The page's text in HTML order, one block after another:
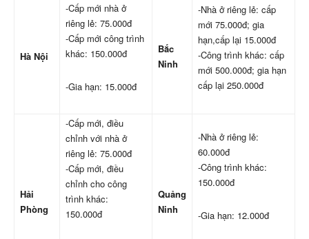
Hà Nội
-Cấp mới nhà ở
riêng lẻ: 75.000đ
-Cấp mới công trình
khác: 150.000đ
-Gia hạn: 15.000đ
Bắc
Ninh
-Nhà ở riêng lẻ: cấp
mới 75.000đ; gia
hạn,cấp lại 15.000đ
-Công trình khác: cấp
mới 500.000đ; gia hạn
cấp lại 250.000đ
Hải
Phòng
-Cấp mới, điều
chỉnh với nhà ở
riêng lẻ: 75.000đ
-Cấp mới, điều
chỉnh cho công
trình khác:
150.000đ
Quảng
Ninh
-Nhà ở riêng lẻ:
60.000đ
-Công trình khác:
150.000đ
-Gia hạn: 12.000đ